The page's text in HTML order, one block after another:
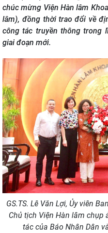
chúc mừng Viện Hàn lâm
lâm), đồng thời trao đổi về
công tác truyền thông trong
giai đoạn mới.
GS.TS. Lê Văn Lợi, Ủy viên
Chủ tịch Viện Hàn lâm
tác của Báo Nhân Dân